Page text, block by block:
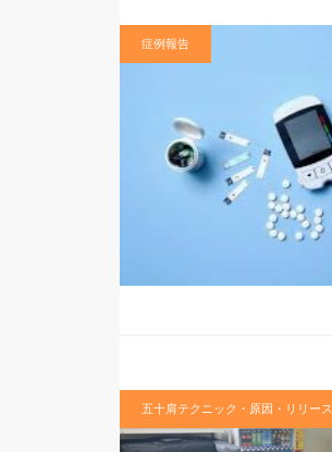
症例報告
五十肩テクニック・原因・リリース